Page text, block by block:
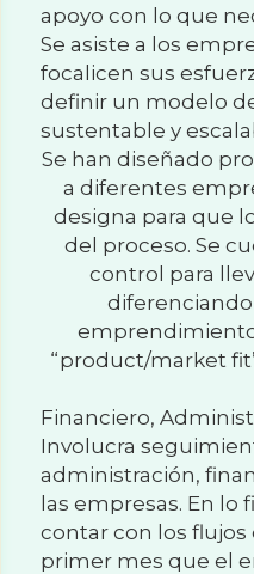
apoyo con lo que
Se asiste a los
focalicen sus
definir un modelo
sustentable y
Se han diseñado
a diferentes
designa para que
del proceso. Se
control para
diferenciando
“product/market
Financiero,
Involucra
administración,
las empresas. En lo
contar con los flujos
primer mes que el